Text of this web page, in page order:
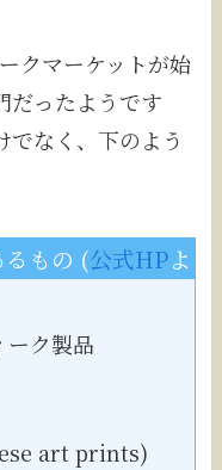
クマーケットが始
だったようです
でなく、下のよう
もの (公式HPより)
ーク製品
art prints)